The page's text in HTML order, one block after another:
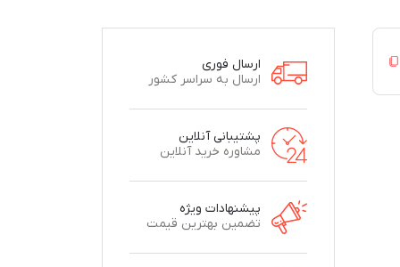
ارسال فوری
ارسال به سراسر کشور
پشتیبانی آنلاین
مشاوره خرید آنلاین
پیشنهادات ویژه
تضمین بهترین قیمت